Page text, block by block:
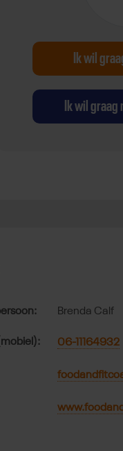
Ik wil
Ik wil
Brenda Calf
06-11164932